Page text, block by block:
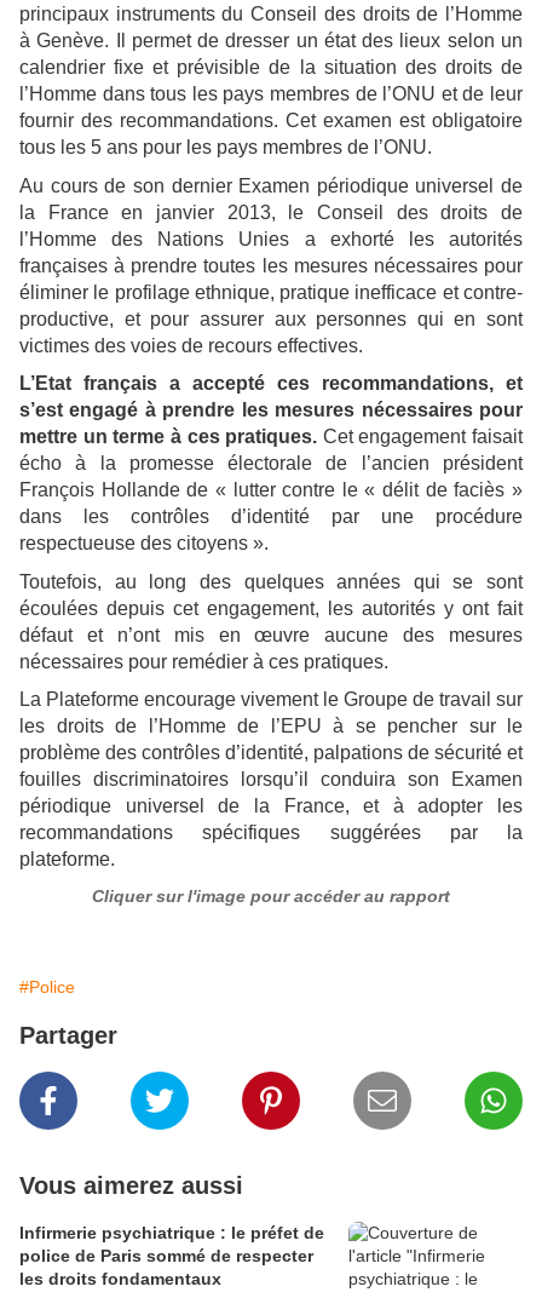
principaux instruments du Conseil des droits de l’Homme
à Genève. Il permet de dresser un état des lieux selon un
calendrier fixe et prévisible de la situation des droits de
l’Homme dans tous les pays membres de l’ONU et de leur
fournir des recommandations. Cet examen est obligatoire
tous les 5 ans pour les pays membres de l’ONU.
Au cours de son dernier Examen périodique universel de
la France en janvier 2013, le Conseil des droits de
l’Homme des Nations Unies a exhorté les autorités
françaises à prendre toutes les mesures nécessaires pour
éliminer le profilage ethnique, pratique inefficace et contre-
productive, et pour assurer aux personnes qui en sont
victimes des voies de recours effectives.
L’Etat français a accepté ces recommandations, et
s’est engagé à prendre les mesures nécessaires pour
mettre un terme à ces pratiques. Cet engagement faisait
écho à la promesse électorale de l’ancien président
François Hollande de « lutter contre le « délit de faciès »
dans les contrôles d’identité par une procédure
respectueuse des citoyens ».
Toutefois, au long des quelques années qui se sont
écoulées depuis cet engagement, les autorités y ont fait
défaut et n’ont mis en œuvre aucune des mesures
nécessaires pour remédier à ces pratiques.
La Plateforme encourage vivement le Groupe de travail sur
les droits de l’Homme de l’EPU à se pencher sur le
problème des contrôles d’identité, palpations de sécurité et
fouilles discriminatoires lorsqu’il conduira son Examen
périodique universel de la France, et à adopter les
recommandations spécifiques suggérées par la
plateforme.
Cliquer sur l'image pour accéder au rapport
#Police
Partager
Vous aimerez aussi
Infirmerie psychiatrique : le préfet de
police de Paris sommé de respecter
les droits fondamentaux